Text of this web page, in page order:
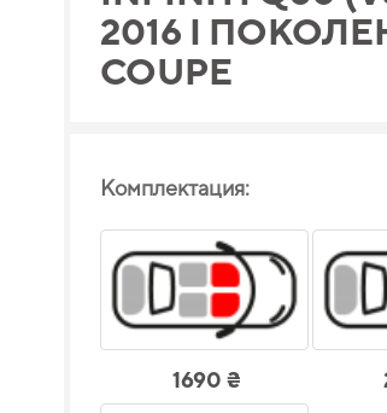
2016 I
COUPE
Комплектация:
1690 ₴